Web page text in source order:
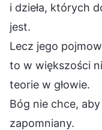
i dzieła, których
jest.
Lecz jego
to w większości
teorie w głowie.
Bóg nie chce,
zapomniany.